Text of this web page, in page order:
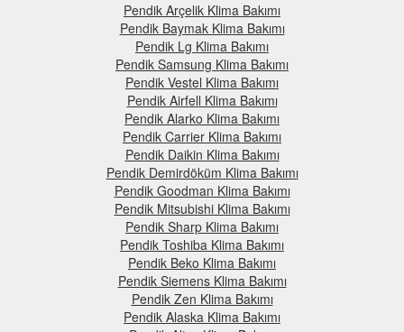
Pendik Arçelik Klima Bakımı
Pendik Baymak Klima Bakımı
Pendik Lg Klima Bakımı
Pendik Samsung Klima Bakımı
Pendik Vestel Klima Bakımı
Pendik Airfell Klima Bakımı
Pendik Alarko Klima Bakımı
Pendik Carrier Klima Bakımı
Pendik Daikin Klima Bakımı
Pendik Demirdöküm Klima Bakımı
Pendik Goodman Klima Bakımı
Pendik Mitsubishi Klima Bakımı
Pendik Sharp Klima Bakımı
Pendik Toshiba Klima Bakımı
Pendik Beko Klima Bakımı
Pendik Siemens Klima Bakımı
Pendik Zen Klima Bakımı
Pendik Alaska Klima Bakımı